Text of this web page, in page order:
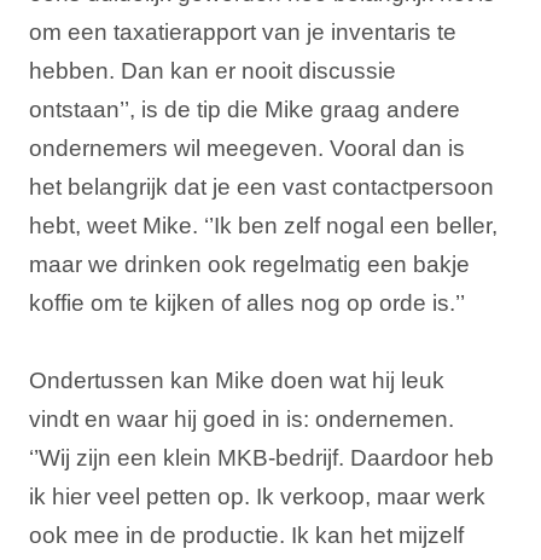
om een taxatierapport van je inventaris te
hebben. Dan kan er nooit discussie
ontstaan’’, is de tip die Mike graag andere
ondernemers wil meegeven. Vooral dan is
het belangrijk dat je een vast contactpersoon
hebt, weet Mike. ‘’Ik ben zelf nogal een beller,
maar we drinken ook regelmatig een bakje
koffie om te kijken of alles nog op orde is.’’
Ondertussen kan Mike doen wat hij leuk
vindt en waar hij goed in is: ondernemen.
‘’Wij zijn een klein MKB-bedrijf. Daardoor heb
ik hier veel petten op. Ik verkoop, maar werk
ook mee in de productie. Ik kan het mijzelf